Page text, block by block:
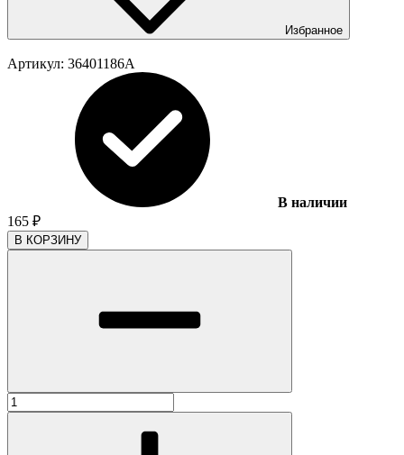
Избранное
Артикул: 36401186A
В наличии
165 ₽
В КОРЗИНУ